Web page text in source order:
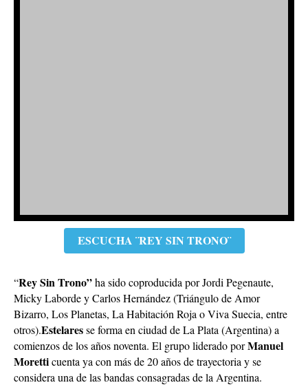
ESCUCHA ¨REY SIN TRONO¨
“Rey Sin Trono”ha sido coproducida por Jordi Pegenaute,
Micky Laborde y Carlos Hernández (Triángulo de Amor
Bizarro, Los Planetas, La Habitación Roja o Viva Suecia, entre
otros).Estelaresse forma en ciudad de La Plata (Argentina) a
comienzos de los años noventa. El grupo liderado porManuel
Moretticuenta ya con más de 20 años de trayectoria y se
considera una de las bandas consagradas de la Argentina.